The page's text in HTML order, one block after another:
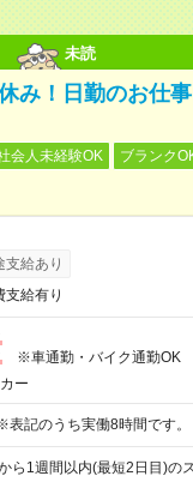
未読
み！日勤のお仕
会人未経験OK
ブランク
支給あり
支給有り
※車通勤・バイク通勤OK
ー
～17:30 ※表記のうち実働8時間です。
ら1週間以内(最短2日目)の